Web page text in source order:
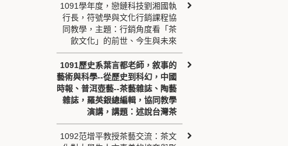
1091學年度，戀鏈科技劉湘國執
行長，符號學與文化行銷課程協
同教學，主題：行銷角度看「茶
飲文化」的前世、今生與未來
1091歷史系葉言都老師，敘事的
藝術與科學--從歷史到科幻，中國
時報、普洱壺藝--茶藝雜誌、陶藝
雜誌，羅英銀總編輯，協同教學
演講，講題：述說台灣茶
1092范增平教授茶藝交流：茶文